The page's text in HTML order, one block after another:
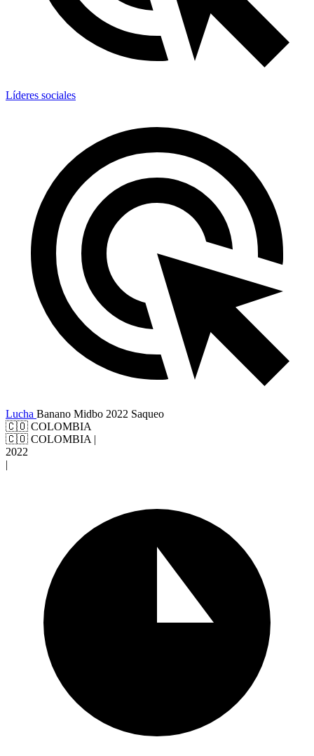
Líderes sociales
Lucha Banano Midbo 2022 Saqueo
🇨🇴 COLOMBIA
🇨🇴 COLOMBIA |
2022
|